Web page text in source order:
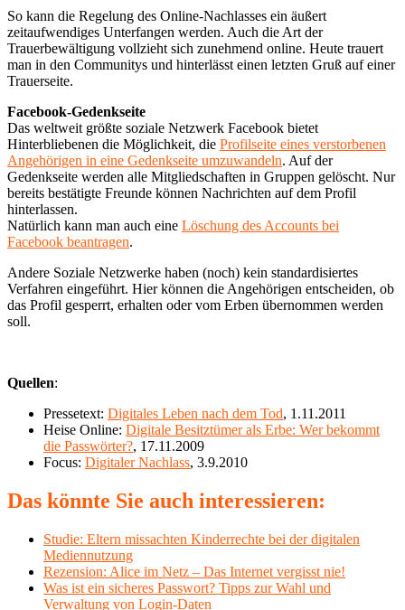
So kann die Regelung des Online-Nachlasses ein äußert
zeitaufwendiges Unterfangen werden. Auch die Art der
Trauerbewältigung vollzieht sich zunehmend online. Heute trauert
man in den Communitys und hinterlässt einen letzten Gruß auf einer
Trauerseite.
Facebook-Gedenkseite
Das weltweit größte soziale Netzwerk Facebook bietet
Hinterbliebenen die Möglichkeit, die Profilseite eines verstorbenen
Angehörigen in eine Gedenkseite umzuwandeln. Auf der
Gedenkseite werden alle Mitgliedschaften in Gruppen gelöscht. Nur
bereits bestätigte Freunde können Nachrichten auf dem Profil
hinterlassen.
Natürlich kann man auch eine Löschung des Accounts bei
Facebook beantragen.
Andere Soziale Netzwerke haben (noch) kein standardisiertes
Verfahren eingeführt. Hier können die Angehörigen entscheiden, ob
das Profil gesperrt, erhalten oder vom Erben übernommen werden
soll.
Quellen:
Pressetext: Digitales Leben nach dem Tod, 1.11.2011
Heise Online: Digitale Besitztümer als Erbe: Wer bekommt
die Passwörter?, 17.11.2009
Focus: Digitaler Nachlass, 3.9.2010
Das könnte Sie auch interessieren:
Studie: Eltern missachten Kinderrechte bei der digitalen
Mediennutzung
Rezension: Alice im Netz – Das Internet vergisst nie!
Was ist ein sicheres Passwort? Tipps zur Wahl und
Verwaltung von Login-Daten